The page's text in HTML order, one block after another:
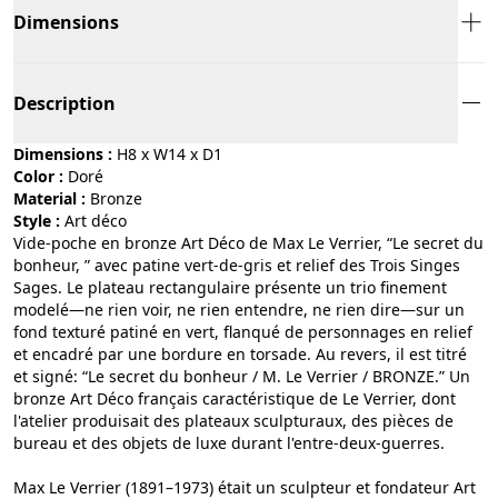
Dimensions
Description
Dimensions : H8 x W14 x D1
Color :
doré
Material :
bronze
Style :
art déco
Vide-poche en bronze Art Déco de Max Le Verrier, “Le secret du
bonheur, ” avec patine vert-de-gris et relief des Trois Singes
Sages. Le plateau rectangulaire présente un trio finement
modelé—ne rien voir, ne rien entendre, ne rien dire—sur un
fond texturé patiné en vert, flanqué de personnages en relief
et encadré par une bordure en torsade. Au revers, il est titré
et signé: “Le secret du bonheur / M. Le Verrier / BRONZE.” Un
bronze Art Déco français caractéristique de Le Verrier, dont
l'atelier produisait des plateaux sculpturaux, des pièces de
bureau et des objets de luxe durant l'entre-deux-guerres.
Max Le Verrier (1891–1973) était un sculpteur et fondateur Art